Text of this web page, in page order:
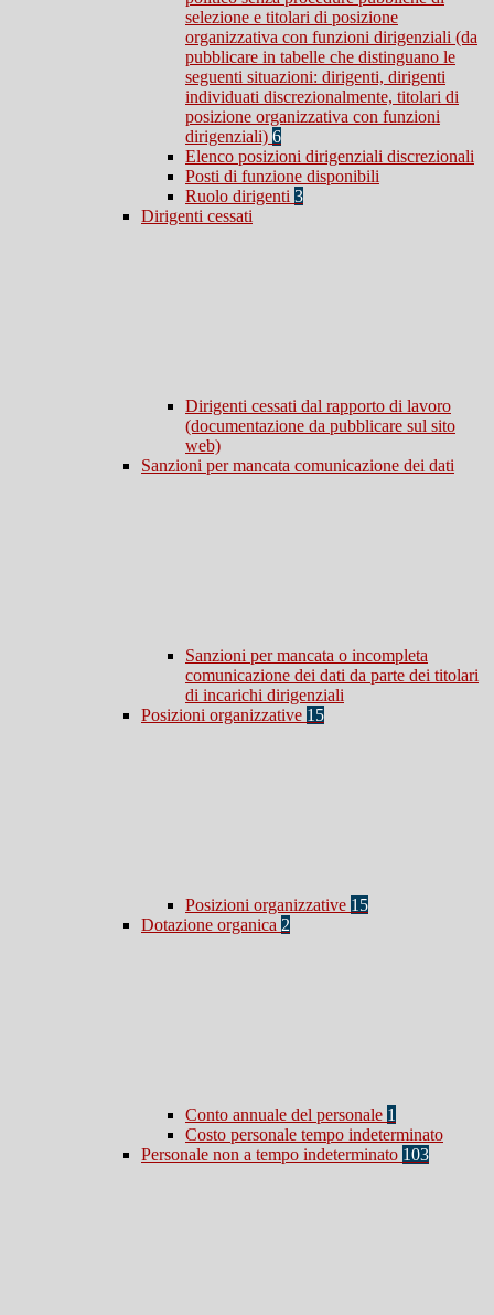
selezione e titolari di posizione
organizzativa con funzioni dirigenziali (da
pubblicare in tabelle che distinguano le
seguenti situazioni: dirigenti, dirigenti
individuati discrezionalmente, titolari di
posizione organizzativa con funzioni
dirigenziali) 6
Elenco posizioni dirigenziali discrezionali
Posti di funzione disponibili
Ruolo dirigenti 3
Dirigenti cessati
Dirigenti cessati dal rapporto di lavoro
(documentazione da pubblicare sul sito
web)
Sanzioni per mancata comunicazione dei dati
Sanzioni per mancata o incompleta
comunicazione dei dati da parte dei titolari
di incarichi dirigenziali
Posizioni organizzative 15
Posizioni organizzative 15
Dotazione organica 2
Conto annuale del personale 1
Costo personale tempo indeterminato
Personale non a tempo indeterminato 103